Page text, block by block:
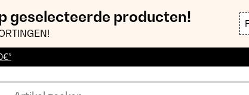
geselecteerde producten!